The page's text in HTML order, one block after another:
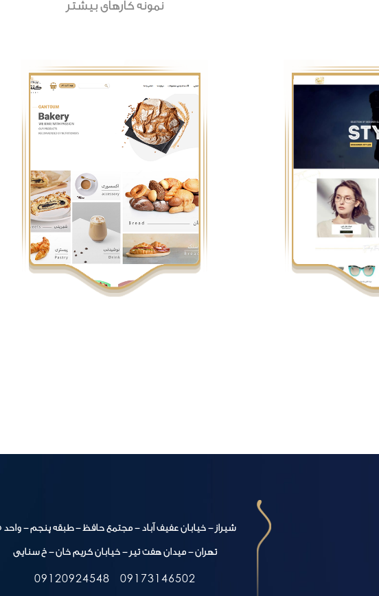
نمونه کارهای بیشتر
شیراز - خیابان عفیف آباد - مجتمع حافظ - طبقه پنجم - واحد 15
تهران - میدان هفت تیر - خیابان کریم خان - خ سنایی
09120924548 09173146502